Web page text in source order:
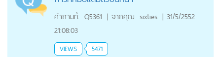
คำถามที่: Q5361 | จากคุณ sixties | 31/5/2552
21:08:03
VIEWS 5471